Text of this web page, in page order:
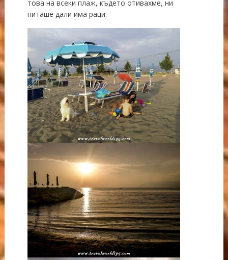
това на всеки плаж, където отивахме, ни
питаше дали има раци.